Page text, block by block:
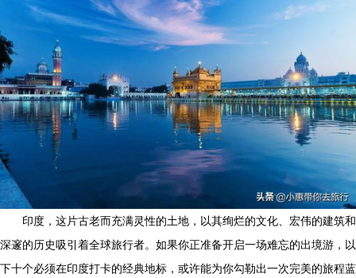
印度，这片古老而充满灵性的土地，以其绚烂的文化、宏伟的建筑和
深邃的历史吸引着全球旅行者。如果你正准备开启一场难忘的出境游，以
下十个必须在印度打卡的经典地标，或许能为你勾勒出一次完美的旅程蓝